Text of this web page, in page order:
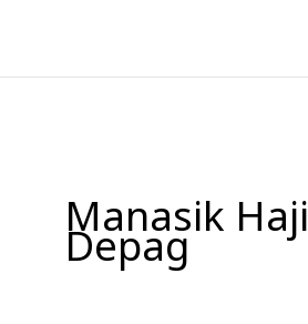
konten
Manasik Haji
Depag